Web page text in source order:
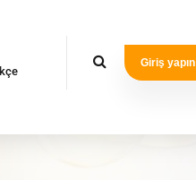
Giriş yapın